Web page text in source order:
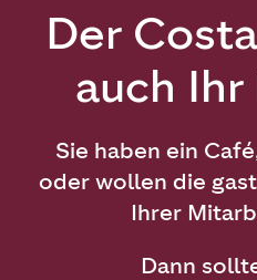
Der
auch
Sie haben ein
oder wollen die
Ihrer
Dann